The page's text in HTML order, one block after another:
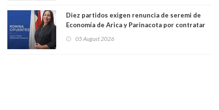
Diez partidos exigen renuncia de seremi de
Economía de Arica y Parinacota por contratar
solo a militantes del Gobierno. Entre ellas hay
una militante de RN, detenida con 47 kilos de
05 August 2026